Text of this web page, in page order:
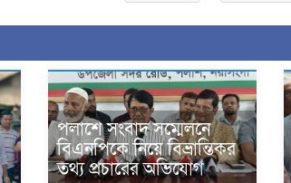
পলাশে সংবাদ সম্মেলনে
বিএনপিকে নিয়ে বিভ্রান্তিকর
তথ্য প্রচারের অভিযোগ